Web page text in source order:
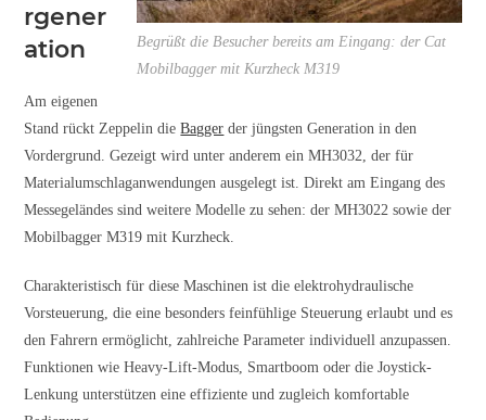
Begrüßt die Besucher bereits am Eingang: der Cat
Mobilbagger mit Kurzheck M319
rgener
ation
Am eigenen
Stand rückt Zeppelin dieBagger der jüngsten Generation in den
Vordergrund. Gezeigt wird unter anderem ein MH3032, der für
Materialumschlaganwendungen ausgelegt ist. Direkt am Eingang des
Messegeländes sind weitere Modelle zu sehen: der MH3022 sowie der
Mobilbagger M319 mit Kurzheck.
Charakteristisch für diese Maschinen ist die elektrohydraulische
Vorsteuerung, die eine besonders feinfühlige Steuerung erlaubt und es
den Fahrern ermöglicht, zahlreiche Parameter individuell anzupassen.
Funktionen wie Heavy-Lift-Modus, Smartboom oder die Joystick-
Lenkung unterstützen eine effiziente und zugleich komfortable